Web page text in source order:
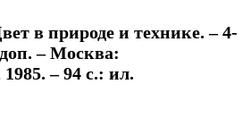
в природе и технике. – 4-
– Москва:
– 94 с.: ил.